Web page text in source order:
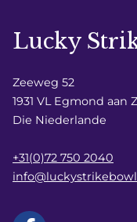
Lucky
Zeeweg 52
1931 VL Egmond aan
Die Niederlande
+31(0)72 750 2040